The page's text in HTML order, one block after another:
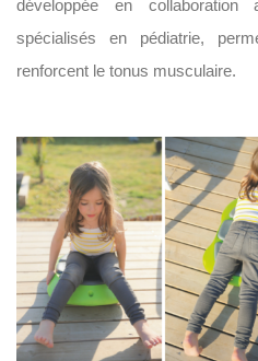
développée en collaboration
spécialisés en pédiatrie,
renforcent le tonus musculaire.